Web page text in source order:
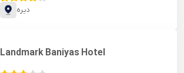
دیره
Landmark Baniyas Hotel